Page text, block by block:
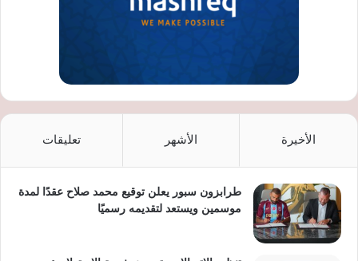
الأخيرة الأشهر تعليقات
طرابزون سبور يعلن توقيع محمد صلاح عقدًا لمدة
موسمين ويستعد لتقديمه رسميًا